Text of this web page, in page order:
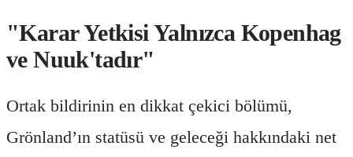
"Karar Yetkisi Yalnızca Kopenhag
ve Nuuk'tadır"
Ortak bildirinin en dikkat çekici bölümü,
Grönland’ın statüsü ve geleceği hakkındaki net